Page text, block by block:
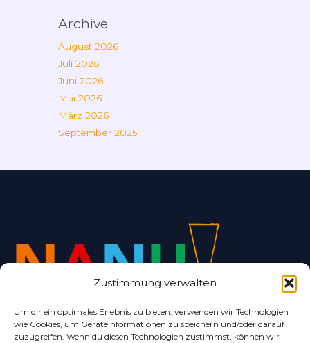
Zustimmung verwalten
Um dir ein optimales Erlebnis zu bieten, verwenden wir Technologien
wie Cookies, um Geräteinformationen zu speichern und/oder darauf
zuzugreifen. Wenn du diesen Technologien zustimmst, können wir
Archive
August 2026
Juli 2026
Juni 2026
Mai 2026
März 2026
September 2025
Alles rund um Bad Nenndorf und Umgebung.